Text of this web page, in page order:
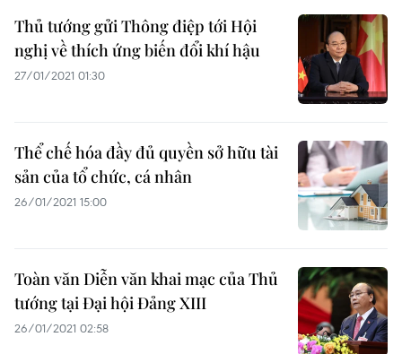
Thủ tướng gửi Thông điệp tới Hội
nghị về thích ứng biến đổi khí hậu
27/01/2021 01:30
Thể chế hóa đầy đủ quyền sở hữu tài
sản của tổ chức, cá nhân
26/01/2021 15:00
Toàn văn Diễn văn khai mạc của Thủ
tướng tại Đại hội Đảng XIII
26/01/2021 02:58